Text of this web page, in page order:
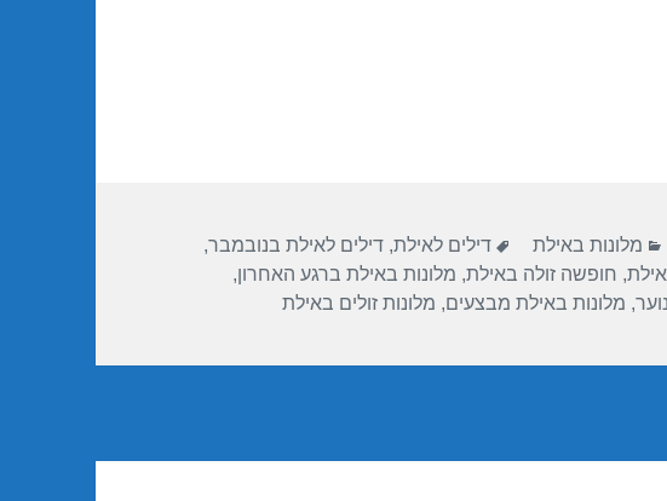
קטגוריות
מלונות באילת תגיות
דילים לאילת,דילים לאילת בנובמבר,
, חופשה זולה באילת, מלונות באילת ברגע האחרון,
, מלונות באילת מבצעים, מלונות זולים באילת